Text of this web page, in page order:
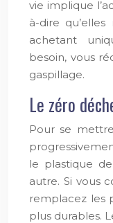
vie implique
à-dire
achetant
besoin, vous
gaspillage.
Le zéro
Pour se
le plastique
autre. Si vous
remplacez les
plus durables.